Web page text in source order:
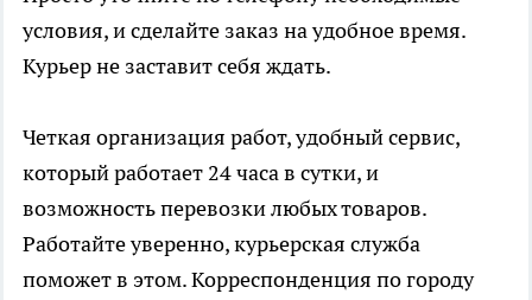
условия, и сделайте заказ на удобное время.
Курьер не заставит себя ждать.
Четкая организация работ, удобный сервис,
который работает 24 часа в сутки, и
возможность перевозки любых товаров.
Работайте уверенно, курьерская служба
поможет в этом. Корреспонденция по городу